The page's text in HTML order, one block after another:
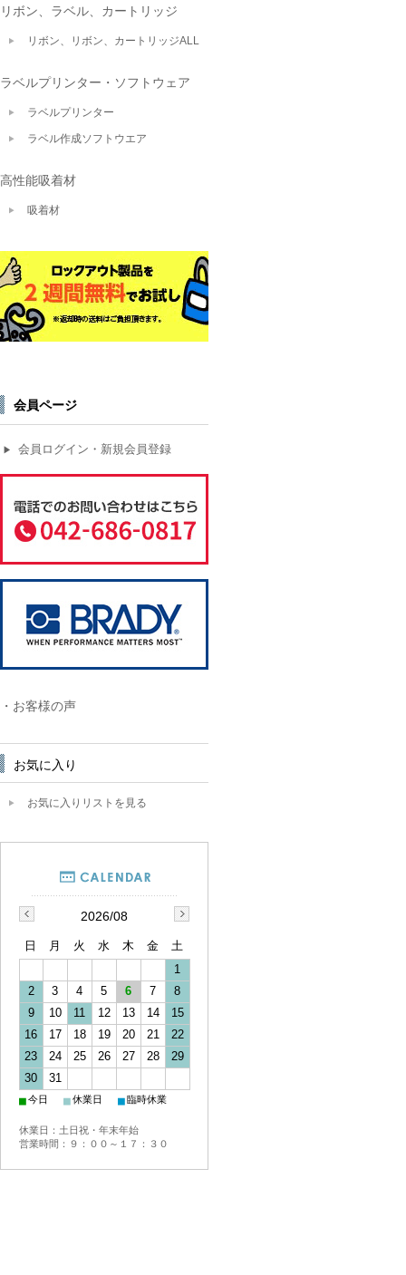
リボン、ラベル、カートリッジ
リボン、リボン、カートリッジALL
ラベルプリンター・ソフトウェア
ラベルプリンター
ラベル作成ソフトウエア
高性能吸着材
吸着材
会員ページ
▶ 会員ログイン・新規会員登録
・お客様の声
お気に入り
お気に入りリストを見る
2026/08
日 月 火 水 木 金
土
1
2
3 4 5 6 7
8
9
10 11 12 13 14
15
16
17 18 19 20 21
22
23
24 25 26 27 28
29
30
31
■今日 ■休業日 ■臨時休業
休業日：土日祝・年末年始
営業時間：９：００～１７：３０